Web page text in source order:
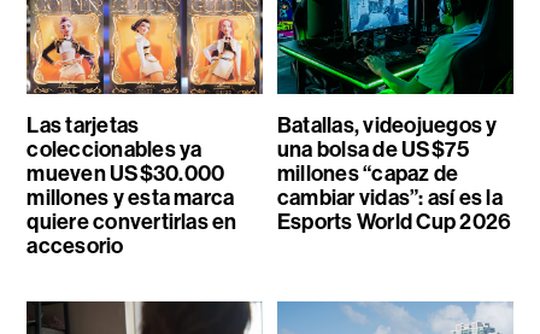
Las tarjetas
coleccionables ya
mueven US$30.000
millones y esta marca
quiere convertirlas en
accesorio
Batallas, videojuegos y
una bolsa de US$75
millones “capaz de
cambiar vidas”: así es la
Esports World Cup 2026